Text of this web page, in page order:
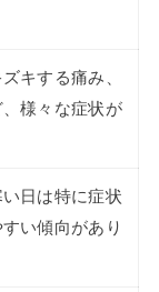
キする痛み、
、様々な症状が
日は特に症状
い傾向があり